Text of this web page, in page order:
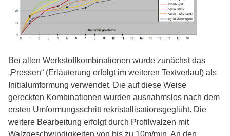
Bei allen Werkstoffkombinationen wurde zunächst das
„Pressen“ (Erläuterung erfolgt im weiteren Textverlauf) als
Initialumformung verwendet. Die auf diese Weise
gereckten Kombinationen wurden ausnahmslos nach dem
ersten Umformungsschritt rekristallisationsgeglüht. Die
weitere Bearbeitung erfolgt durch Profilwalzen mit